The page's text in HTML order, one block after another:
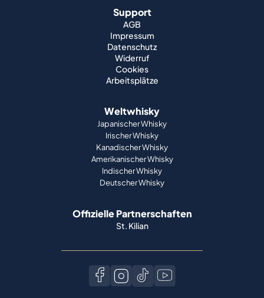
Support
AGB
Impressum
Datenschutz
Widerruf
Cookies
Arbeitsplätze
Weltwhisky
Japanischer Whisky
Irischer Whisky
Kanadischer Whisky
Amerikanischer Whisky
Indischer Whisky
Deutscher Whisky
Offizielle Partnerschaften
St. Kilian